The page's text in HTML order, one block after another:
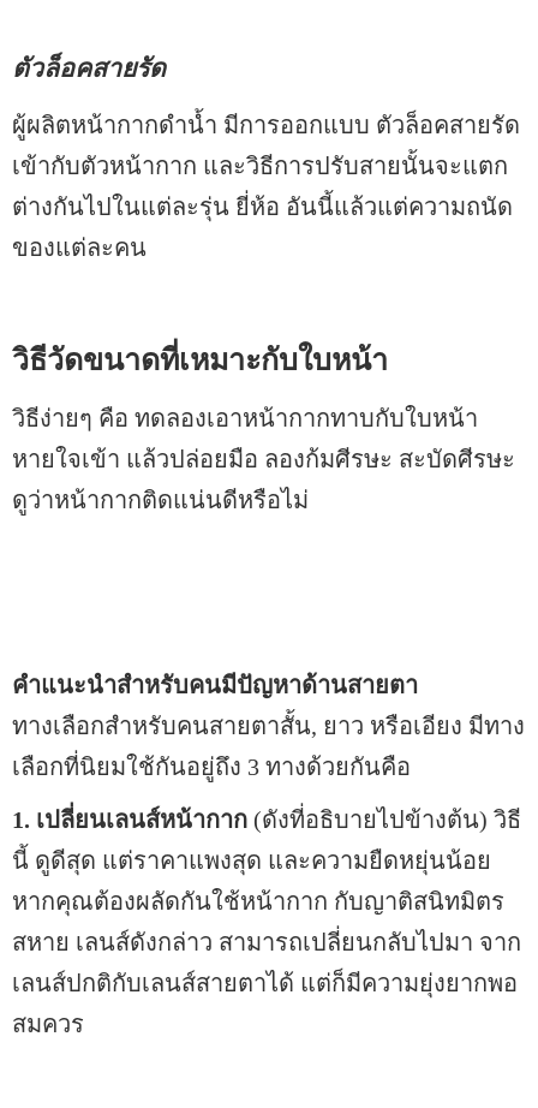
ตัวล็อคสายรัด
ผู้ผลิตหน้ากากดำน้ำ มีการออกแบบ ตัวล็อคสายรัด
เข้ากับตัวหน้ากาก และวิธีการปรับสายนั้นจะแตก
ต่างกันไปในแต่ละรุ่น ยี่ห้อ อันนี้แล้วแต่ความถนัด
ของแต่ละคน
วิธีวัดขนาดที่เหมาะกับใบหน้า
วิธีง่ายๆ คือ ทดลองเอาหน้ากากทาบกับใบหน้า
หายใจเข้า แล้วปล่อยมือ ลองก้มศีรษะ สะบัดศีรษะ
ดูว่าหน้ากากติดแน่นดีหรือไม่
คำแนะนำสำหรับคนมีปัญหาด้านสายตา
ทางเลือกสำหรับคนสายตาสั้น, ยาว หรือเอียง มีทาง
เลือกที่นิยมใช้กันอยู่ถึง 3 ทางด้วยกันคือ
1. เปลี่ยนเลนส์หน้ากาก (ดังที่อธิบายไปข้างต้น) วิธี
นี้ ดูดีสุด แต่ราคาแพงสุด และความยืดหยุ่นน้อย
หากคุณต้องผลัดกันใช้หน้ากาก กับญาติสนิทมิตร
สหาย เลนส์ดังกล่าว สามารถเปลี่ยนกลับไปมา จาก
เลนส์ปกติกับเลนส์สายตาได้ แต่ก็มีความยุ่งยากพอ
สมควร